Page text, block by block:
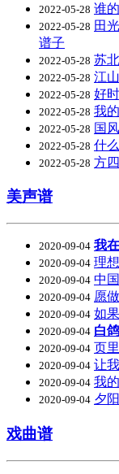
2022-05-28 谁
2022-05-28 田
谱子
2022-05-28 苏
2022-05-28 江
2022-05-28 好
2022-05-28 我
2022-05-28 国
2022-05-28 什
2022-05-28 方
美声谱
2020-09-04 我
2020-09-04 理
2020-09-04 中
2020-09-04 愿
2020-09-04 如
2020-09-04 白
2020-09-04 页
2020-09-04 让
2020-09-04 我
2020-09-04 夕
戏曲谱